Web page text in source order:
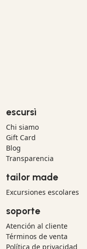
escursì
Chi siamo
Gift Card
Blog
Transparencia
tailor made
Excursiones escolares
soporte
Atención al cliente
Términos de venta
Política de privacidad